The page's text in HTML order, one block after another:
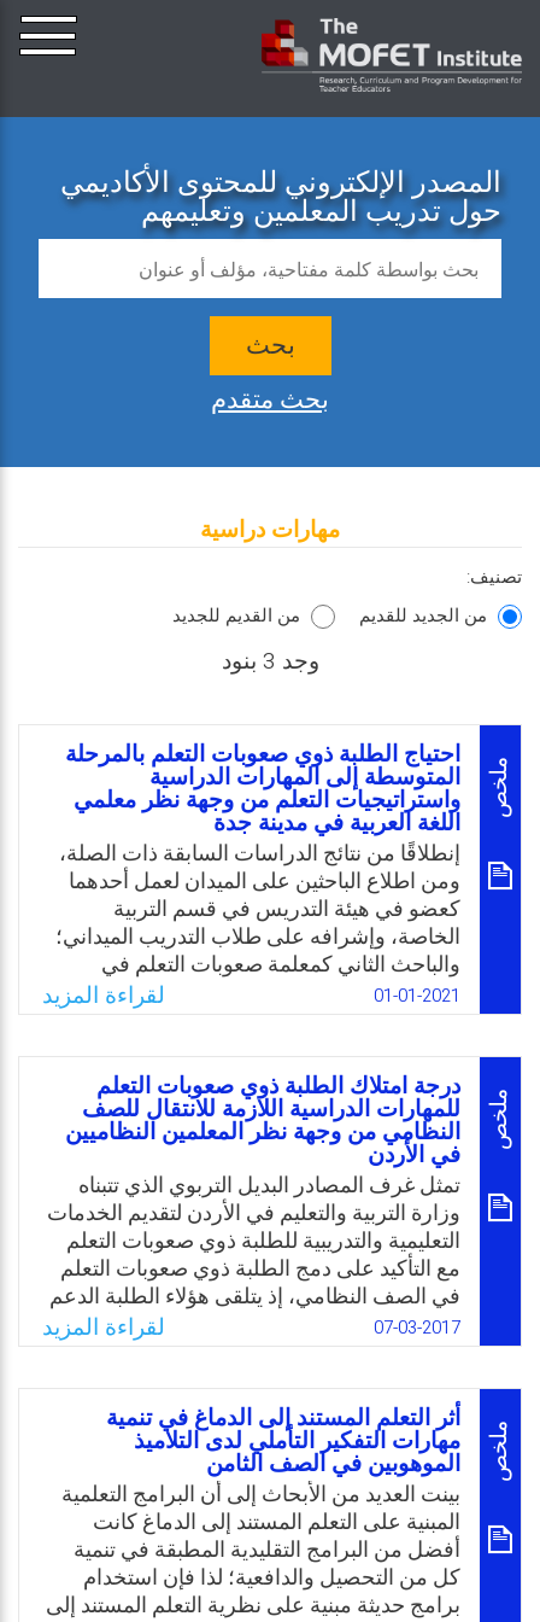
المصدر الإلكتروني للمحتوى الأكاديمي
حول تدريب المعلمين وتعليمهم
بحث
بحث متقدم
مهارات دراسية
تصنيف:
من الجديد للقديم
من القديم للجديد
وجد 3 بنود
ملخص
احتياج الطلبة ذوي صعوبات التعلم بالمرحلة
المتوسطة إلى المهارات الدراسية
واستراتيجيات التعلم من وجهة نظر معلمي
اللغة العربية في مدينة جدة
إنطلاقًا من نتائج الدراسات السابقة ذات الصلة،
ومن اطلاع الباحثين على الميدان لعمل أحدهما
كعضو في هيئة التدريس في قسم التربية
الخاصة، وإشرافه على طلاب التدريب الميداني؛
والباحث الثاني كمعلمة صعوبات التعلم في
المرحلة المتوسطة، وطالبة دراسات عليا في
تخصص التربية الخاصة، فقد لاحظا عدم الاهتمام
بالشكل الكافي في التعرف إلى احتياجات الطلبة
ذوي صعوبات التعلم في المرحلة المتوسطة من
المهارات الدراسية واستراتيجيات التعلم، وعدم
ادراجها في الخطط التربوية الفردية، وإجراء
التدخل معهم بهذه المهارات والاستراتيجيات.
ويعتقد الباحثان أنها أحد المتطلبات المهمة
للتدخل، لكون امتلاك هؤلاء الطلبة للمهارات
الدراسية واستراتيجيات التعلم، واستخدامها في
تعلمهم ضرورة ملحة تفرضها طبيعتهم، وطبيعة
تعلمهم في هذه المرحلة؛ ولذلك يسعى الباحثان
إلى التعرف عليها من خلال الدراسة الحالية.
WhatsApp
Facebook
Twitter
Email
01-01-2021 لقراءة المزيد
ملخص
درجة امتلاك الطلبة ذوي صعوبات التعلم
للمهارات الدراسية اللازمة للانتقال للصف
النظامي من وجهة نظر المعلمين النظاميين
في الأردن
تمثل غرف المصادر البديل التربوي الذي تتبناه
وزارة التربية والتعليم في الأردن لتقديم الخدمات
التعليمية والتدريبية للطلبة ذوي صعوبات التعلم
مع التأكيد على دمج الطلبة ذوي صعوبات التعلم
في الصف النظامي، إذ يتلقى هؤلاء الطلبة الدعم
التعليمي في غرفة المصادر كجزء من الوقت
ومن ثم يعودون للصف النظامي لاستكمال
التعليم، ولذا ينبغي أن يكون المعلمون النظاميون
على معرفة بطبيعة صعوبات التعلم وبخصائص
الطلبة ذوي صعوبات التعلم ليتمكنوا من تحقيق
متطلبات الدمج في صفوفهم، والسؤال: ما درجة
امتلاك الطلبة ذوي صعوبات التعلم للمهارات
الدراسية اللازمة للانتقال للصف النظامي من
وجهة نظر المعلمين النظاميين في الأردن؟
WhatsApp
Facebook
Twitter
Email
07-03-2017 لقراءة المزيد
ملخص
أثر التعلم المستند إلى الدماغ في تنمية
مهارات التفكير التأملي لدى التلاميذ
الموهوبين في الصف الثامن
بينت العديد من الأبحاث إلى أن البرامج التعلمية
المبنية على التعلم المستند إلى الدماغ كانت
أفضل من البرامج التقليدية المطبقة في تنمية
كل من التحصيل والدافعية؛ لذا فإن استخدام
برامج حديثة مبنية على نظرية التعلم المستند إلى